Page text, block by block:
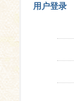
用户登录